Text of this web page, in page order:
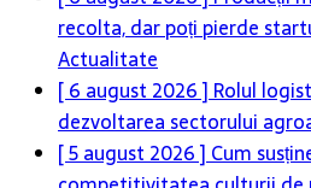
recolta, dar poți pierde
Actualitate
[ 6 august 2026 ] Rolul
dezvoltarea sectorului
[ 5 august 2026 ] Cum